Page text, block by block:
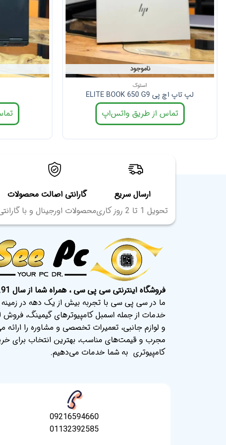
ناموجود
استوک
لپ تاپ اچ پی ELITE BOOK 650 G9
تماس از طریق واتس‌اپ
ارسال سریع
تحویل 1 تا 2 روز کاری
گارانتی اصالت محصولات
محصولات اورجینال و با
فروشگاه اینترنتی سی پی سی ، همراه شما از سال 91.
ما در سی پی سی با تجربه بیش از یک دهه در زمینه
خدمات از جمله اسمبل کامپیوترهای گیمینگ،
و لوازم جانبی، تعمیرات تخصصی و مشاوره را ارائه
مجرب و قیمت‌های مناسب، بهترین انتخاب برای
کامپیوتری به شما خدمات می‌دهیم.
09216594660
01132392585